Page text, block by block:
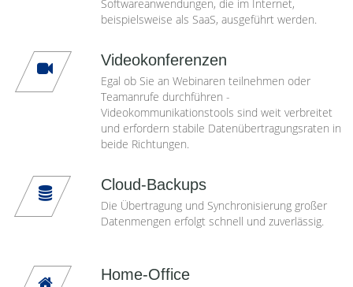
Softwareanwendungen, die im Internet,
beispielsweise als SaaS, ausgeführt werden.
Videokonferenzen
Egal ob Sie an Webinaren teilnehmen oder
Teamanrufe durchführen -
Videokommunikationstools sind weit verbreitet
und erfordern stabile Datenübertragungsraten in
beide Richtungen.
Cloud-Backups
Die Übertragung und Synchronisierung großer
Datenmengen erfolgt schnell und zuverlässig.
Home-Office